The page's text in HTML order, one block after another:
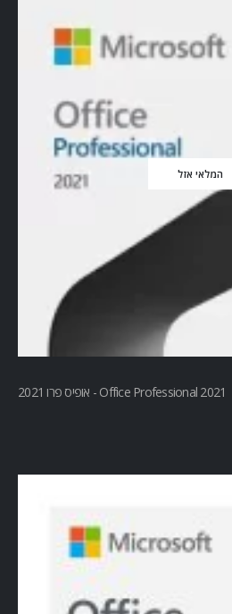
המלאי אזל
Office Professional 2021 - אופיס פרו 2021